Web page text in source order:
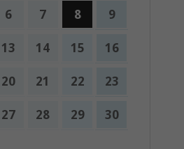
6 7 8 9
13 14 15 16
20 21 22 23
27 28 29 30